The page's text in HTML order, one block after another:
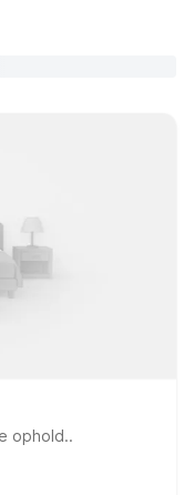
ophold..